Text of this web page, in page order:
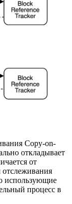
Copy-on-
откладывает
от
использующие
процесс в